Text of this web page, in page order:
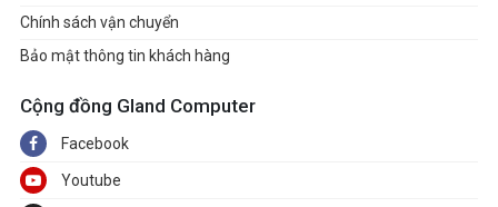
Chính sách vận chuyển
Bảo mật thông tin khách hàng
Cộng đồng Gland Computer
Facebook
Youtube